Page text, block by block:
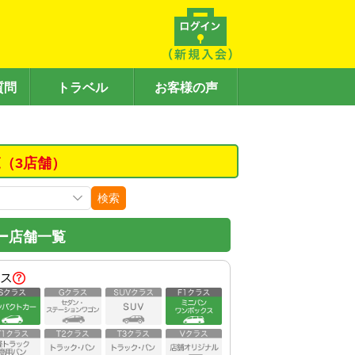
問 トラベル お客様の声
3店舗）
検索
店舗一覧